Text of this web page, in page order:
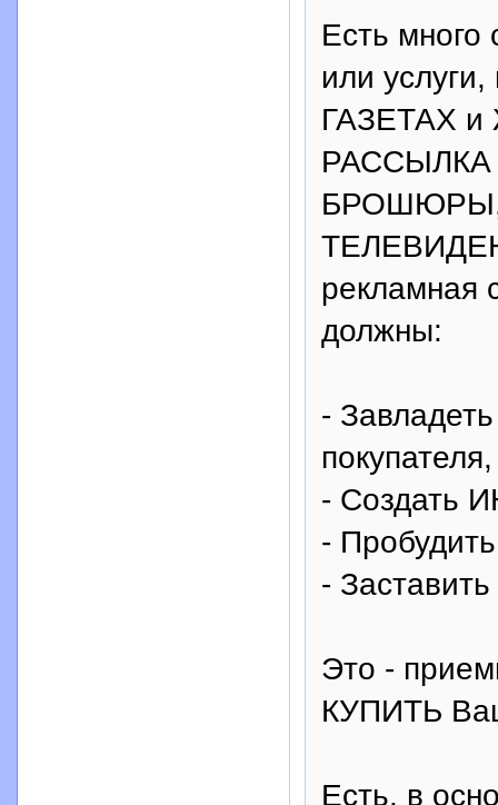
Есть много
или
ГАЗЕТАХ
РАССЫЛКА
БРОШЮРЫ,
рекламная
должны:
-
покупателя,
- Создать
-
-
Это -
КУПИТЬ
Есть, в